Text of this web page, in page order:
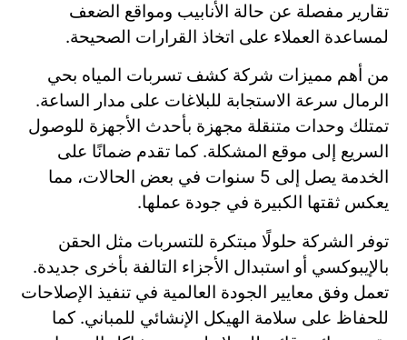
تقارير مفصلة عن حالة الأنابيب ومواقع الضعف
لمساعدة العملاء على اتخاذ القرارات الصحيحة.
من أهم مميزات شركة كشف تسربات المياه بحي
الرمال سرعة الاستجابة للبلاغات على مدار الساعة.
تمتلك وحدات متنقلة مجهزة بأحدث الأجهزة للوصول
السريع إلى موقع المشكلة. كما تقدم ضمانًا على
الخدمة يصل إلى 5 سنوات في بعض الحالات، مما
يعكس ثقتها الكبيرة في جودة عملها.
توفر الشركة حلولًا مبتكرة للتسربات مثل الحقن
بالإيبوكسي أو استبدال الأجزاء التالفة بأخرى جديدة.
تعمل وفق معايير الجودة العالمية في تنفيذ الإصلاحات
للحفاظ على سلامة الهيكل الإنشائي للمباني. كما